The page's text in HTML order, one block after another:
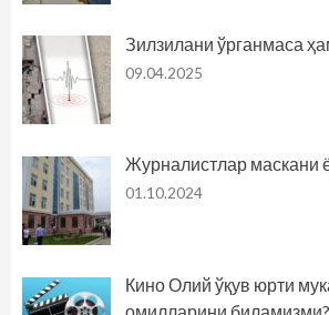
Зилзилани ўрганмаса
09.04.2025
Журналистлар маскани
01.10.2024
Кино Олий ўқув юрти